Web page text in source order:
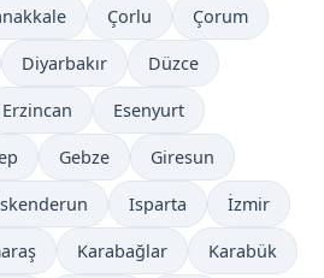
Çorlu Çorum
Diyarbakır Düzce
Erzincan Esenyurt
Gebze Giresun
Isparta İzmir
Karabağlar Karabük